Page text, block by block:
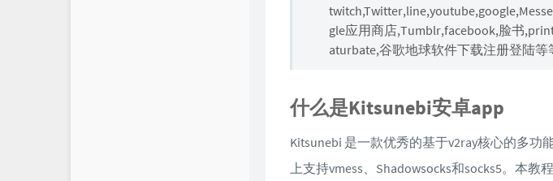
gle应用商店,Tumblr,facebook,脸书
aturbate,谷歌地球软件下载注册登陆等
什么是Kitsunebi安卓app
Kitsunebi 是一款优秀的基于v2ray核心的多功
上支持vmess、Shadowsocks和socks5。本